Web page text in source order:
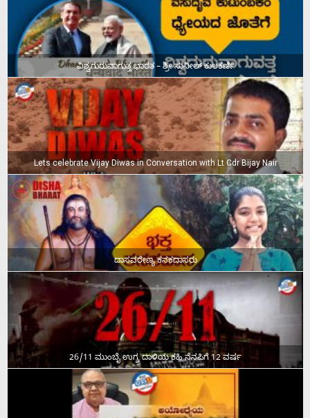
ವಿಶ್ವಗುರುವಾಗುತ್ತ ಭಾರತ – ಶ್ರೀ ಸುನೀಲ್‌ ಕುಲಕರ್ಣಿ
Lets celebrate Vijay Diwas in Conversation with Lt Cdr Bijay Nair
ದಾಸವರೇಣ್ಯ ಕನಕದಾಸರು
26/11 ಮುಂಬೈ ಉಗ್ರ ದಾಳಿಯ ಕಹಿ ನೆನಪಿಗೆ 12 ವರ್ಷ